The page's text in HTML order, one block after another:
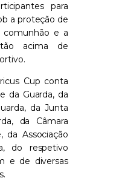
para
a proteção de
comunhão e a
acima de
Cup conta
da Guarda, da
da Junta
da Câmara
da Associação
do respetivo
e de diversas